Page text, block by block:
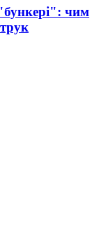
чим